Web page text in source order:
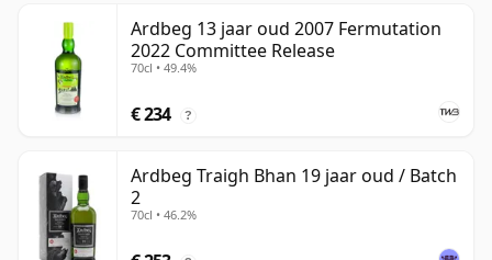
Ardbeg 13 jaar oud 2007 Fermutation
2022 Committee Release
70cl • 49.4%
€ 234 ?
Ardbeg Traigh Bhan 19 jaar oud / Batch
2
70cl • 46.2%